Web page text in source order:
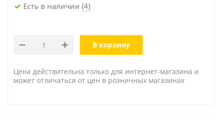
Есть в наличии (4)
В корзину
Цена действительна только для интернет-магазина и
может отличаться от цен в розничных магазинах